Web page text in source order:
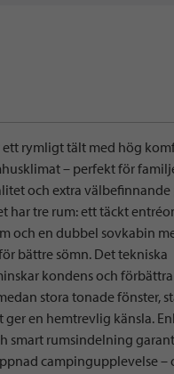
ett rymligt tält med hög
– perfekt för
och extra välbefinnande
har tre rum: ett täckt
och en dubbel sovkabin
bättre sömn. Det tekniska
kondens och
stora tonade fönster,
ger en hemtrevlig känsla.
smart rumsindelning
campingupplevelse –